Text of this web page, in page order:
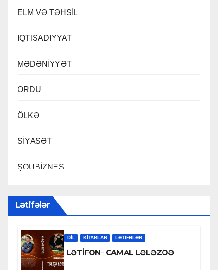
ELM VƏ TƏHSİL
İQTİSADİYYAT
MƏDƏNİYYƏT
ORDU
ÖLKƏ
SİYASƏT
ŞOUBİZNES
Lətifələr
DİL KİTABLAR LƏTIFƏLƏR
LƏTİFON- CAMAL LƏLƏZOƏ